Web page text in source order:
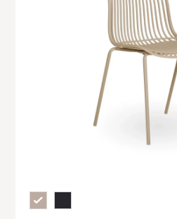
Sandfarvet plastik og ben i